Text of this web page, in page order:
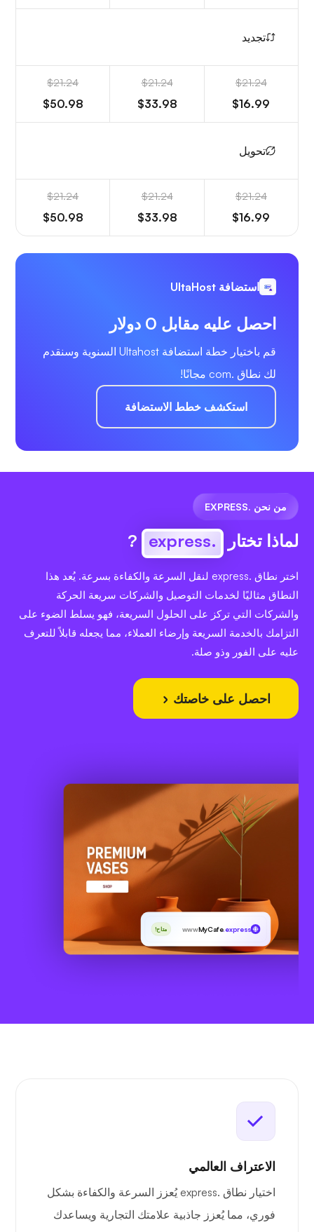
تجديد
$21.24
$16.99
$21.24
$33.98
$21.24
$50.98
تحويل
$21.24
$16.99
$21.24
$33.98
$21.24
$50.98
استضافة UltaHost
احصل عليه مقابل 0 دولار
قم باختيار خطة استضافة Ultahost السنوية وسنقدم
لك نطاق .com مجانًا!
استكشف خطط الاستضافة
من نحن .EXPRESS
لماذا تختار .express
?
اختر نطاق .express لنقل السرعة والكفاءة بسرعة. يُعد هذا
النطاق مثاليًا لخدمات التوصيل والشركات سريعة الحركة
والشركات التي تركز على الحلول السريعة، فهو يسلط الضوء على
التزامك بالخدمة السريعة وإرضاء العملاء، مما يجعله قابلاً للتعرف
عليه على الفور وذو صلة.
احصل على خاصتك
wwwMyCafe.express متاح!
الاعتراف العالمي
اختيار نطاق .express يُعزز السرعة والكفاءة بشكل
فوري، مما يُعزز جاذبية علامتك التجارية ويساعدك